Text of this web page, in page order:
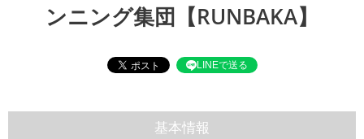
ンニング集団【RUNBAKA】
LINEで送る
基本情報